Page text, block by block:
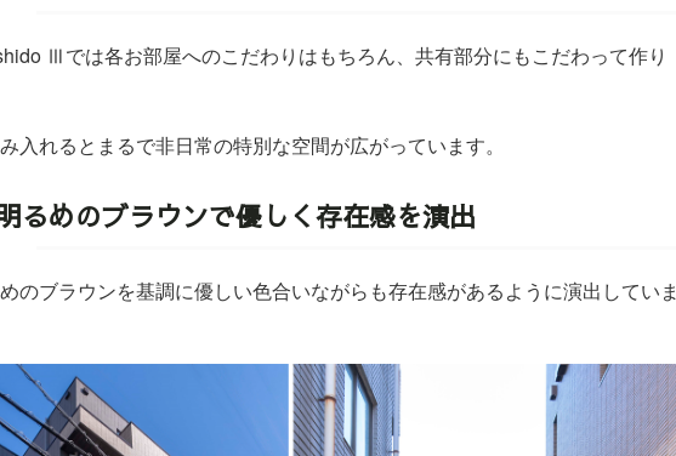
Ⅲでは各お部屋へのこだわりはもちろん、共有部分にもこだわって作り
入れるとまるで非日常の特別な空間が広がっています。
るめのブラウンで優しく存在感を演出
のブラウンを基調に優しい色合いながらも存在感があるように演出していま